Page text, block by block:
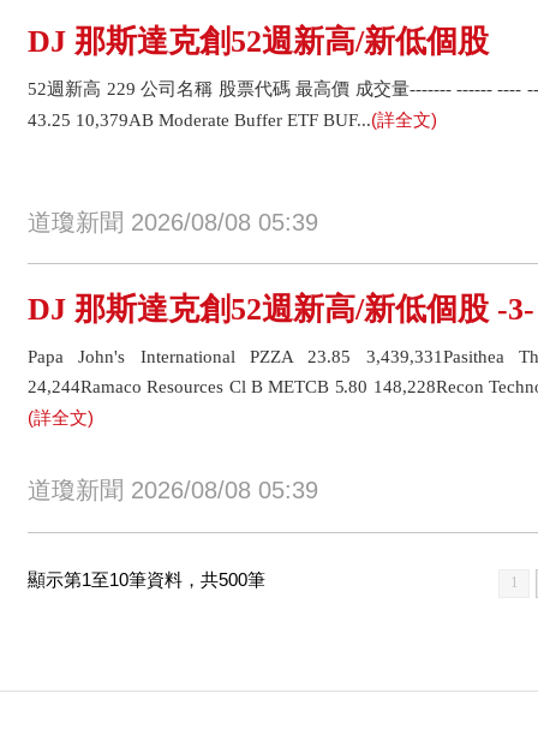
DJ 那斯達克創52週新高/新低個股
52週新高 229 公司名稱 股票代碼 最高價 成交量------- ------ ----
43.25 10,379AB Moderate Buffer ETF BUF...(詳全文)
道瓊新聞 2026/08/08 05:39
DJ 那斯達克創52週新高/新低個股 -3-
Papa John's International PZZA 23.85 3,439,331Pasithea
24,244Ramaco Resources Cl B METCB 5.80 148,228Recon
(詳全文)
道瓊新聞 2026/08/08 05:39
顯示第1至10筆資料，共500筆 1